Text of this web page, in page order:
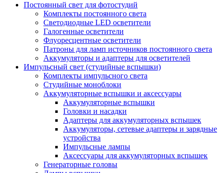
Постоянный свет для фотостудий
Комплекты постоянного света
Светодиодные LED осветители
Галогенные осветители
Флуоресцентные осветители
Патроны для ламп источников постоянного света
Аккумуляторы и адаптеры для осветителей
Импульсный свет (студийные вспышки)
Комплекты импульсного света
Студийные моноблоки
Аккумуляторные вспышки и аксессуары
Аккумуляторные вспышки
Головки и насадки
Адаптеры для аккумуляторных вспышек
Аккумуляторы, сетевые адаптеры и зарядные
устройства
Импульсные лампы
Аксессуары для аккумуляторных вспышек
Генераторные головы